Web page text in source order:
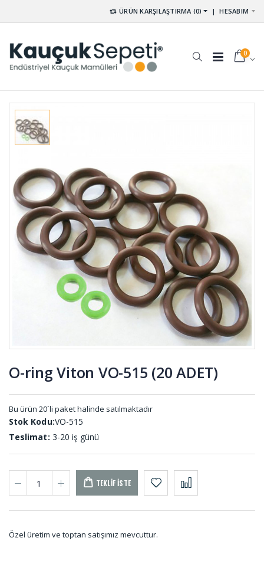
ÜRÜN KARŞILAŞTIRMA (0) |HESABIM
0
O-ring Viton VO-515 (20 ADET)
Bu ürün 20`li paket halinde satılmaktadır
Stok Kodu:VO-515
Teslimat: 3-20 iş günü
TEKLIF İSTE
Özel üretim ve toptan satışımız mevcuttur.
Kare Dolu
Kauçuk
Profil DS-
001 (10
METRE)
Elcik Lastiği
TU-001
Yuvarlak
Çubuk
Delrin DLR-
001
Eva Sünger
Levhalar
EV-001
Sargı Şerit